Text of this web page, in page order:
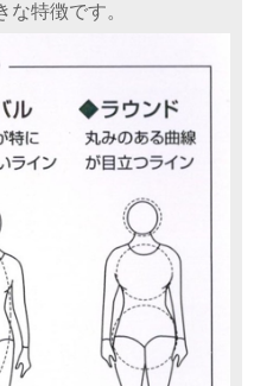
特徴です。